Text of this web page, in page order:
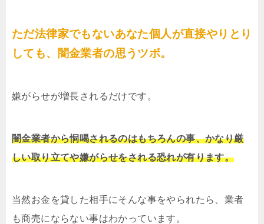
ただ法律家でもないあなた個人が直接やりとり
しても、闇金業者の思うツボ。
嫌がらせが増長されるだけです。
闇金業者から恫喝されるのはもちろんの事、かなり厳
しい取り立てや嫌がらせをされる恐れが有ります。
当然お金を貸した相手にそんな事をやられたら、業者
も商売にならない事はわかっています。